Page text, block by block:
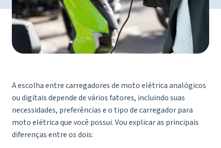
A escolha entre carregadores de moto elétrica analógicos
ou digitais depende de vários fatores, incluindo suas
necessidades, preferências e o tipo de carregador para
moto elétrica que você possui. Vou explicar as principais
diferenças entre os dois: